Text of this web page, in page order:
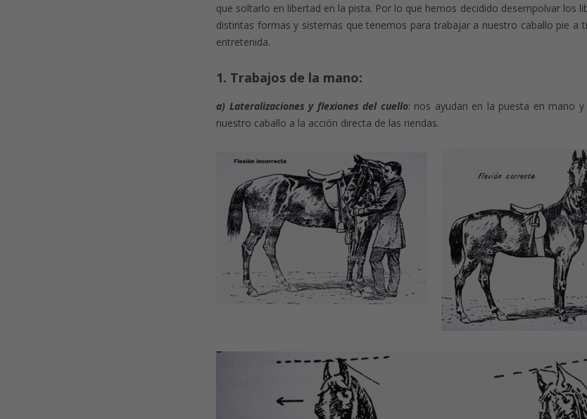
que soltarlo en libertad en la pista. Por lo que hemos decidido desempolvar los
distintas formas y sistemas que tenemos para trabajar a nuestro caballo pie a
entretenida.
1. Trabajos de la mano:
a) Lateralizaciones y flexiones del cuello: nos ayudan en la puesta en mano
nuestro caballo a la acción directa de las riendas.